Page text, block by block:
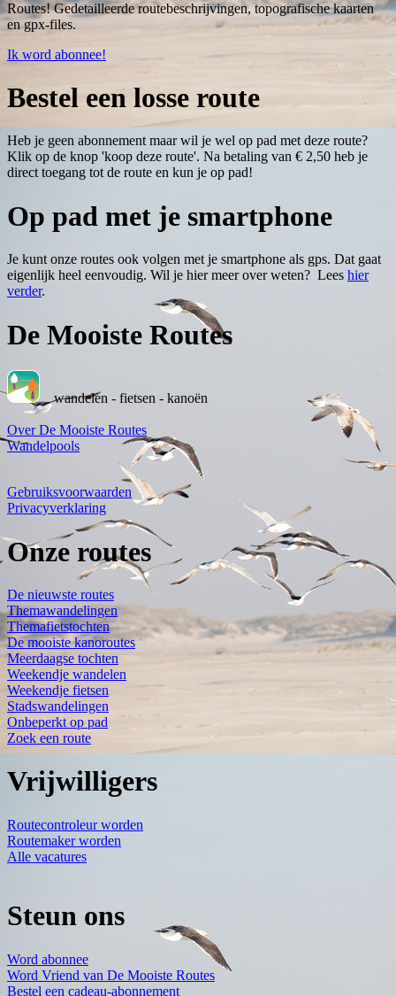
Routes! Gedetailleerde routebeschrijvingen, topografische kaarten
en gpx-files.
Ik word abonnee!
Bestel een losse route
Heb je geen abonnement maar wil je wel op pad met deze route?
Klik op de knop 'koop deze route'. Na betaling van € 2,50 heb je
direct toegang tot de route en kun je op pad!
Op pad met je smartphone
Je kunt onze routes ook volgen met je smartphone als gps. Dat gaat
eigenlijk heel eenvoudig. Wil je hier meer over weten? Lees hier
verder.
De Mooiste Routes
wandelen - fietsen - kanoën
Over De Mooiste Routes
Wandelpools
Gebruiksvoorwaarden
Privacyverklaring
Onze routes
De nieuwste routes
Themawandelingen
Themafietstochten
De mooiste kanoroutes
Meerdaagse tochten
Weekendje wandelen
Weekendje fietsen
Stadswandelingen
Onbeperkt op pad
Zoek een route
Vrijwilligers
Routecontroleur worden
Routemaker worden
Alle vacatures
Steun ons
Word abonnee
Word Vriend van De Mooiste Routes
Bestel een cadeau-abonnement